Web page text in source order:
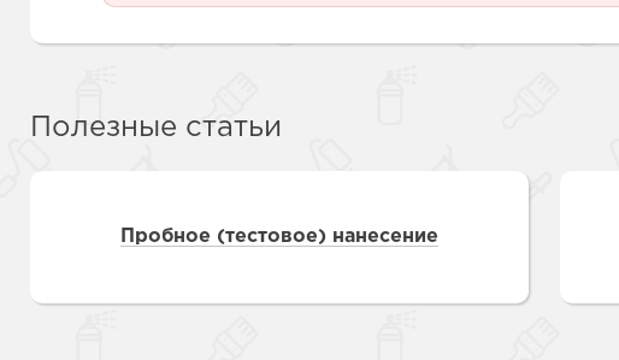
Полезные статьи
Пробное (тестовое) нанесение